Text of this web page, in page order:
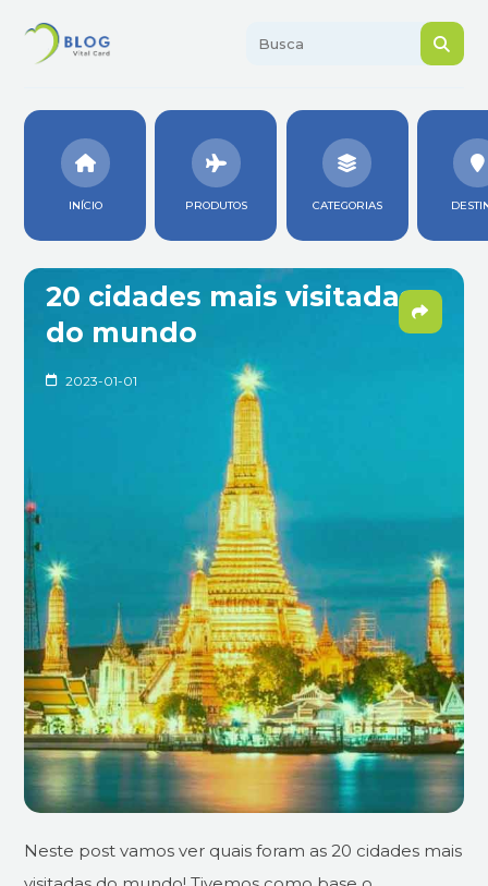
INÍCIO PRODUTOS CATEGORIAS
20 cidades mais visitadas
do mundo
2023-01-01
Neste post vamos ver quais foram as 20 cidades mais